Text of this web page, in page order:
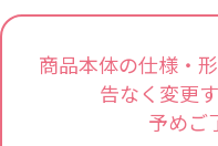
商品本体の仕様・
告なく変更
予めご